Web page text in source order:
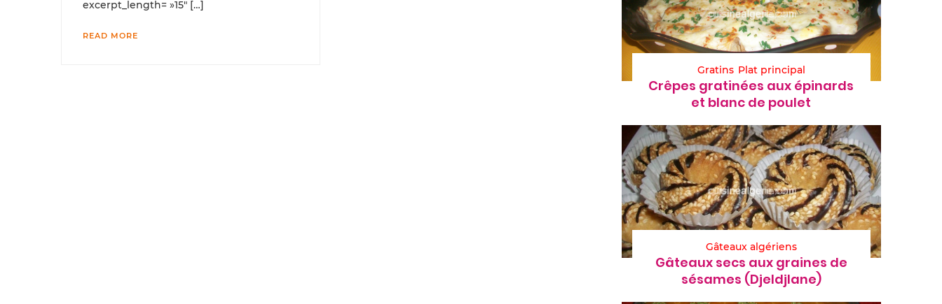
excerpt_length= »15″ […]
READ MORE
Gratins Plat principal
Crêpes gratinées aux épinards
et blanc de poulet
Gâteaux algériens
Gâteaux secs aux graines de
sésames (Djeldjlane)